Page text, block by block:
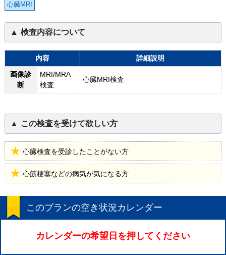
心臓MRI
検査内容について
内容
詳細説明
画像診
断
MRI/MRA
検査
心臓MRI検査
この検査を受けて欲しい方
心臓検査を受診したことがない方
心筋梗塞などの病気が気になる方
このプランの空き状況カレンダー
カレンダーの希望日を押してください